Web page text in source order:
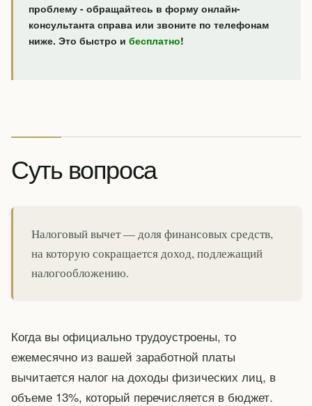
проблему - обращайтесь в форму онлайн-
консультанта справа или звоните по телефонам
ниже. Это быстро и бесплатно!
Суть вопроса
Налоговый вычет — доля финансовых средств,
на которую сокращается доход, подлежащий
налогообложению.
Когда вы официально трудоустроены, то
ежемесячно из вашей заработной платы
вычитается налог на доходы физических лиц, в
объеме 13%, который перечисляется в бюджет.